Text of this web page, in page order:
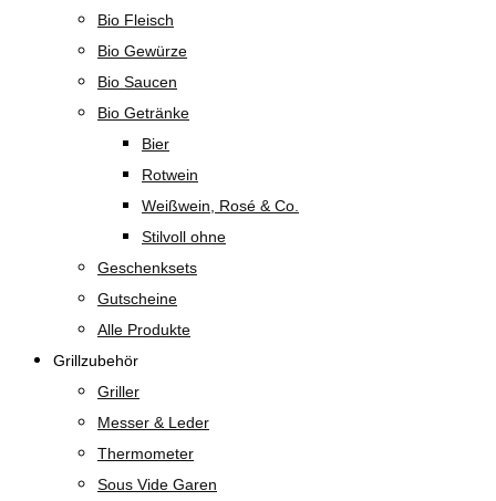
Bio Fleisch
Bio Gewürze
Bio Saucen
Bio Getränke
Bier
Rotwein
Weißwein, Rosé & Co.
Stilvoll ohne
Geschenksets
Gutscheine
Alle Produkte
Grillzubehör
Griller
Messer & Leder
Thermometer
Sous Vide Garen